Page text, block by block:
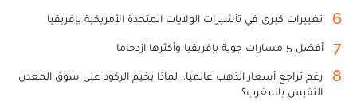
6 تغييرات كبرى في تأشيرات الولايات المتحدة الأمريكية بإفريقيا
7 أفضل 5 مسارات جوية بإفريقيا وأكثرها ازدحاما
8
رغم تراجع أسعار الذهب عالميا.. لماذا يخيم الركود على سوق المعدن
النفيس بالمغرب؟